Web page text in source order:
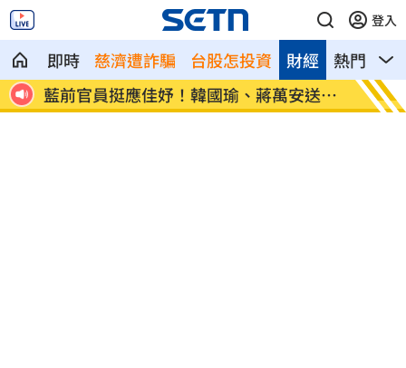
登入
即時 慈濟遭詐騙 台股怎投資 熱門 影
財經
好 藍前官員挺應佳妤！韓國瑜、蔣萬安送祝
福
新／